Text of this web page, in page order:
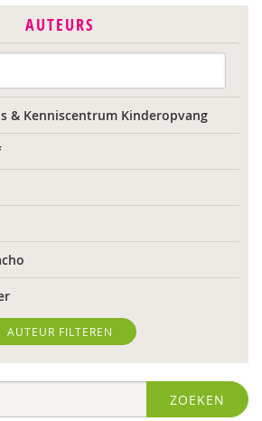
AUTEURS
& Kenniscentrum Kinderopvang
Brouwer
AUTEUR FILTEREN
ZOEKEN